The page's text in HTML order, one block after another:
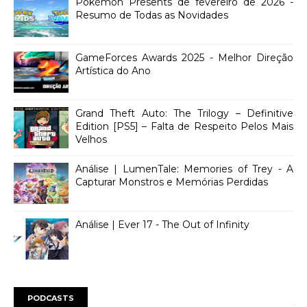
Resumo de Todas as Novidades
GameForces Awards 2025 - Melhor Direção
Artística do Ano
Grand Theft Auto: The Trilogy – Definitive
Edition [PS5] – Falta de Respeito Pelos Mais
Velhos
Análise | LumenTale: Memories of Trey - A
Capturar Monstros e Memórias Perdidas
Análise | Ever 17 - The Out of Infinity
PODCASTS